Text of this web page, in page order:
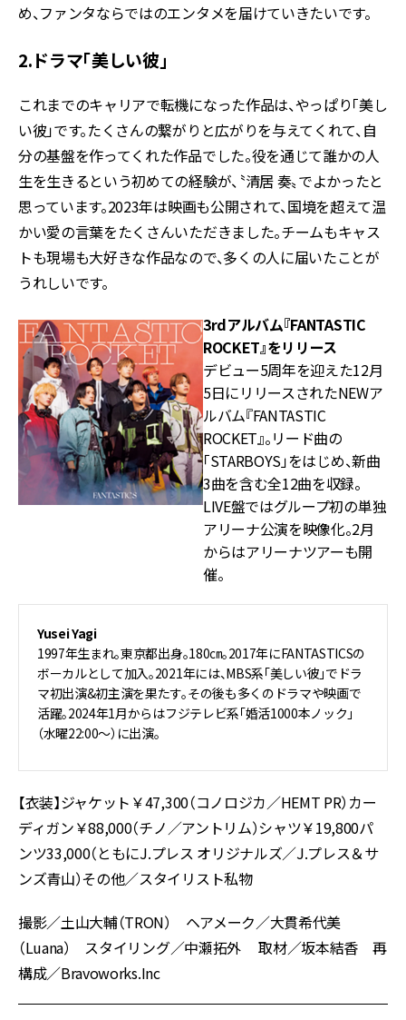
め、ファンタならではのエンタメを届けていきたいです。
2.ドラマ「美しい彼」
これまでのキャリアで転機になった作品は、やっぱり「美し
い彼」です。たくさんの繋がりと広がりを与えてくれて、自
分の基盤を作ってくれた作品でした。役を通じて誰かの人
生を生きるという初めての経験が、〝清居 奏〟でよかったと
思っています。2023年は映画も公開されて、国境を超えて温
かい愛の言葉をたくさんいただきました。チームもキャス
トも現場も大好きな作品なので、多くの人に届いたことが
うれしいです。
3rdアルバム『FANTASTIC
ROCKET』をリリース
デビュー5周年を迎えた12月
5日にリリースされたNEWア
ルバム『FANTASTIC
ROCKET』。リード曲の
「STARBOYS」をはじめ、新曲
3曲を含む全12曲を収録。
LIVE盤ではグループ初の単独
アリーナ公演を映像化。2月
からはアリーナツアーも開
催。
Yusei Yagi
1997年生まれ。東京都出身。180㎝。2017年にFANTASTICSの
ボーカルとして加入。2021年には、MBS系「美しい彼」でドラ
マ初出演&初主演を果たす。その後も多くのドラマや映画で
活躍。2024年1月からはフジテレビ系「婚活1000本ノック」
（水曜22:00〜）に出演。
【衣装】ジャケット￥47,300（コノロジカ／HEMT PR）カー
ディガン￥88,000（チノ／アントリム）シャツ￥19,800パ
ンツ33,000（ともにJ.プレス オリジナルズ／J.プレス＆サ
ンズ青山）その他／スタイリスト私物
撮影／土山大輔（TRON） ヘアメーク／大貫希代美
（Luana） スタイリング／中瀬拓外 取材／坂本結香 再
構成／Bravoworks.Inc